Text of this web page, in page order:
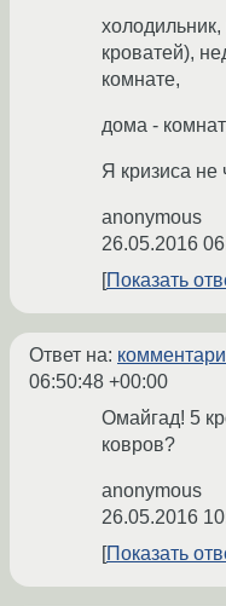
кроватей),
комнате,
дома -
Я кризиса не
anonymous
26.05.2016
Показать
Ответ на:
06:50:48 +00:00
Омайгад! 5
ковров?
anonymous
26.05.2016
Показать